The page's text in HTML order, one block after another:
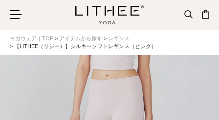
ヨガウェア｜TOP アイテムから探す
レギンス
【LITHEE（リジー）】シルキーソフトレギンス（ピンク）